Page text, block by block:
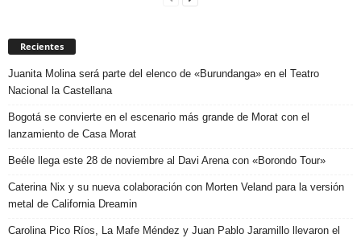
Recientes
Juanita Molina será parte del elenco de «Burundanga» en el Teatro
Nacional la Castellana
Bogotá se convierte en el escenario más grande de Morat con el
lanzamiento de Casa Morat
Beéle llega este 28 de noviembre al Davi Arena con «Borondo Tour»
Caterina Nix y su nueva colaboración con Morten Veland para la versión
metal de California Dreamin
Carolina Pico Ríos, La Mafe Méndez y Juan Pablo Jaramillo llevaron el